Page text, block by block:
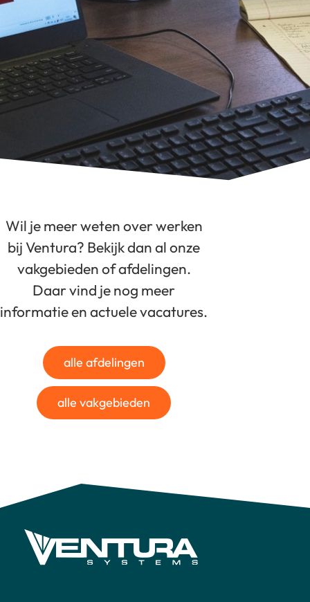
Wil je meer weten over werken
bij Ventura? Bekijk dan al onze
vakgebieden of afdelingen.
Daar vind je nog meer
informatie en actuele vacatures.
alle afdelingen
alle vakgebieden